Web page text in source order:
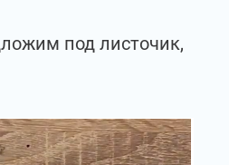
под листочик,